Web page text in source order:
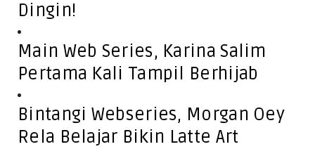
Dingin!
Main Web Series, Karina Salim
Pertama Kali Tampil Berhijab
Bintangi Webseries, Morgan Oey
Rela Belajar Bikin Latte Art